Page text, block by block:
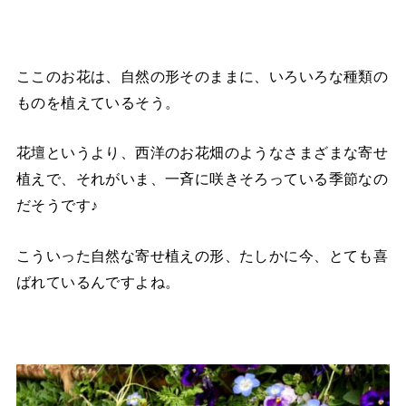
ここのお花は、自然の形そのままに、いろいろな種類の
ものを植えているそう。
花壇というより、西洋のお花畑のようなさまざまな寄せ
植えで、それがいま、一斉に咲きそろっている季節なの
だそうです♪
こういった自然な寄せ植えの形、たしかに今、とても喜
ばれているんですよね。